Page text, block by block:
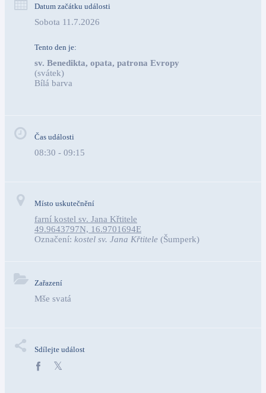
Datum začátku události
Sobota 11.7.2026
Tento den je:
sv. Benedikta, opata, patrona Evropy
(svátek)
Bílá barva
Čas události
08:30 - 09:15
Místo uskutečnění
farní kostel sv. Jana Křtitele
49.9643797N, 16.9701694E
Označení: kostel sv. Jana Křtitele (Šumperk)
Zařazení
Mše svatá
Sdílejte událost